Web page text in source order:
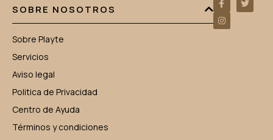
SOBRE NOSOTROS
Sobre Playte
Servicios
Aviso legal
Politica de Privacidad
Centro de Ayuda
Términos y condiciones